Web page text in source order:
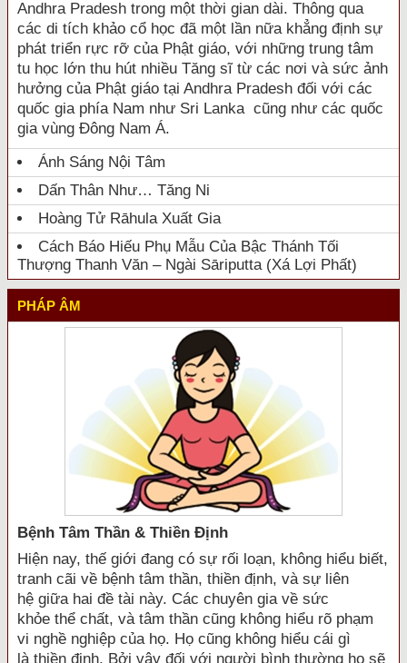
Andhra Pradesh trong một thời gian dài. Thông qua
các di tích khảo cổ học đã một lần nữa khẳng định sự
phát triển rực rỡ của Phật giáo, với những trung tâm
tu học lớn thu hút nhiều Tăng sĩ từ các nơi và sức ảnh
hưởng của Phật giáo tại Andhra Pradesh đối với các
quốc gia phía Nam như Sri Lanka cũng như các quốc
gia vùng Đông Nam Á.
Ánh Sáng Nội Tâm
Dấn Thân Như… Tăng Ni
Hoàng Tử Rāhula Xuất Gia
Cách Báo Hiếu Phụ Mẫu Của Bậc Thánh Tối
Thượng Thanh Văn – Ngài Sāriputta (Xá Lợi Phất)
PHÁP ÂM
Bệnh Tâm Thần & Thiền Định
Hiện nay, thế giới đang có sự rối loạn, không hiểu biết,
tranh cãi về bệnh tâm thần, thiền định, và sự liên
hệ giữa hai đề tài này. Các chuyên gia về sức
khỏe thể chất, và tâm thần cũng không hiểu rõ phạm
vi nghề nghiệp của họ. Họ cũng không hiểu cái gì
là thiền định. Bởi vậy đối với người bình thường họ sẽ